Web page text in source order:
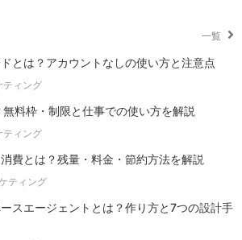
一覧
とは？アカウントなしの使い方と注意点
ティング
料枠・制限と仕事での使い方を解説
ティング
費とは？残量・料金・節約方法を解説
ティング
スエージェントとは？作り方と7つの設計手